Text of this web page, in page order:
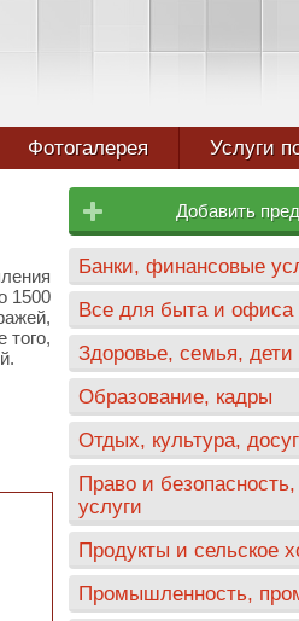
Фотогалерея Услуги
1500
того,
Добавить
Банки, финансовые
Все для быта и офиса
Здоровье, семья, дети
Образование, кадры
Отдых, культура, досуг
Право и
услуги
Продукты и сельское
Промышленность,